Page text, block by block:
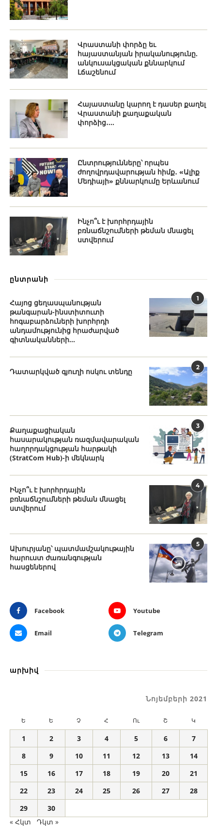
Վրաստանի փորձը եւ
հայաստանյան իրականությունը.
անկուսակցական քննարկում
Լճաշենում
Հայաստանը կարող է դասեր քաղել
Վրաստանի քաղաքական
փորձից․...
Ընտրությունները՝ որպես
ժողովրդավարության հիմք․ «Ալիք
Մեդիայի» քննարկումը Երևանում
Ինչո՞ւ է խորհրդային
բռնաճնշումների թեման մնացել
ստվերում
ընտրանի
1
Հայոց ցեղասպանության
թանգարան-ինստիտուտի
հոգաբարձուների խորհրդի
անդամությունից հրաժարված
գիտնականների...
2
Դատարկված գյուղի ոսկու տենդը
3
Քաղաքացիական
հասարակության ռազմավարական
հաղորդակցության հարթակի
(StratCom Hub)-ի մեկնարկ
4
Ինչո՞ւ է խորհրդային
բռնաճնշումների թեման մնացել
ստվերում
5
Ախուրյանը՝ պատմամշակութային
հարուստ ժառանգության
հասցեներով
Facebook Youtube
Email Telegram
արխիվ
Նոյեմբերի 2021
Ե Ե Չ Հ Ու Շ Կ
1 2 3 4 5 6
7
8
9 10 11 12 13
14
15
16 17 18 19 20
21
22
23 24 25 26 27
28
29
30
« Հկտ
Դկտ »